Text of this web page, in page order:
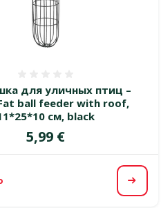
для уличных птиц –
Fat ball feeder with roof,
см, black
Цена
5,99 €